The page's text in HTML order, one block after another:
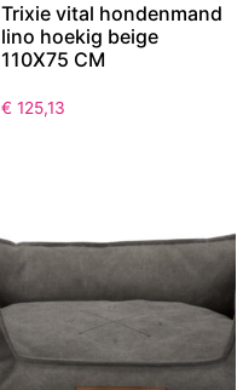
Trixie vital hondenmand
lino hoekig beige
110X75 CM
€ 125,13